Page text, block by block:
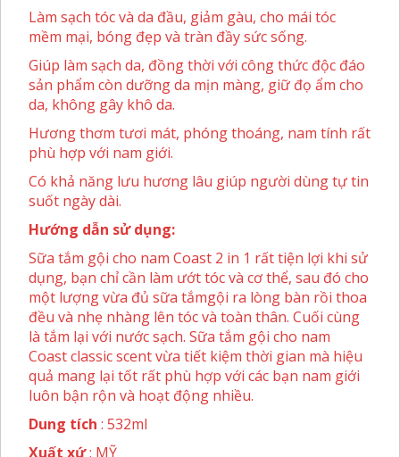
Làm sạch tóc và da đầu, giảm gàu, cho mái tóc
mềm mại, bóng đẹp và tràn đầy sức sống.
Giúp làm sạch da, đồng thời với công thức độc đáo
sản phẩm còn dưỡng da mịn màng, giữ đọ ẩm cho
da, không gây khô da.
Hương thơm tươi mát, phóng thoáng, nam tính rất
phù hợp với nam giới.
Có khả năng lưu hương lâu giúp người dùng tự tin
suốt ngày dài.
Hướng dẫn sử dụng:
Sữa tắm gội cho nam Coast 2 in 1 rất tiện lợi khi sử
dụng, bạn chỉ cần làm ướt tóc và cơ thể, sau đó cho
một lượng vừa đủ sữa tắmgội ra lòng bàn rồi thoa
đều và nhẹ nhàng lên tóc và toàn thân. Cuối cùng
là tắm lại với nước sạch. Sữa tắm gội cho nam
Coast classic scent vừa tiết kiệm thời gian mà hiệu
quả mang lại tốt rất phù hợp với các bạn nam giới
luôn bận rộn và hoạt động nhiều.
Dung tích : 532ml
Xuất xứ: MỸ